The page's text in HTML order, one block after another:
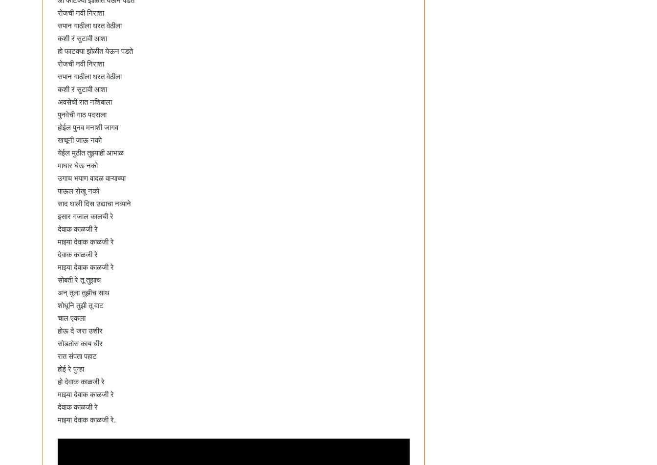
रोजची नवी निराशा
सपान गाठीला धरत वेठीला
कशी रं सुटावी आशा
हो फाटक्या झोळीत येऊन पडते
रोजची नवी निराशा
सपान गाठीला धरत वेठीला
कशी रं सुटावी आशा
अवसेची रात नशिबाला
पुनवेची गाठ पदराला
होईल पुनव मनाशी जागव
खचूनी जाऊ नको
येईल मुठीत तुझ्याही आभाळ
माघार घेऊ नको
उगाच भयाण वादळ वाऱ्याच्या
पाऊल रोखू नको
साद घाली दिस उद्याचा नव्याने
इसार गजाल कालची रे
देवाक काळजी रे
माझ्या देवाक काळजी रे
देवाक काळजी रे
माझ्या देवाक काळजी रे
सोबती रे तू तुझाच
अन् तुला तुझीच साथ
शोधूनि तुझी तू वाट
चाल एकला
होऊ दे जरा उशीर
सोडतोस काय धीर
रात संपता पहाट
होई रे पुन्हा
हो देवाक काळजी रे
माझ्या देवाक काळजी रे
देवाक काळजी रे
माझ्या देवाक काळजी रे.